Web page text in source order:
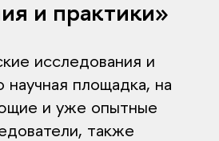
и практики»
исследования и
площадка, на
и уже опытные
также